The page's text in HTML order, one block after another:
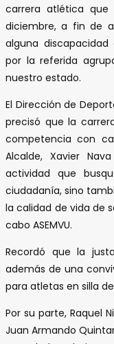
carrera atlética
diciembre, a fin de
alguna
por la referida
nuestro estado.
El Dirección de
precisó que la
competencia con
Alcalde, Xavier
actividad que
ciudadanía, sino
la calidad de vida de
cabo ASEMVU.
Recordó que la
además de una
para atletas en silla
Por su parte, Raquel
Juan Armando